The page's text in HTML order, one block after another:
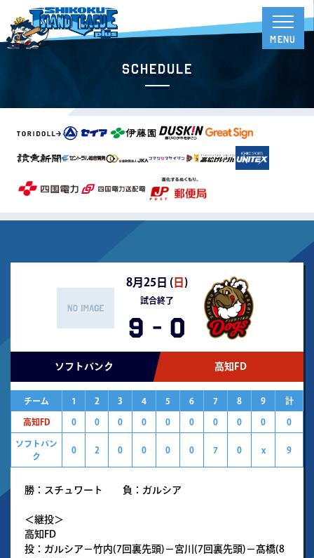
Schedule
8月25日 ( 日 )
試合終了
9 - 0
ソフトバンク 高知FD
チーム 1 2 3 4 5 6 7 8 9 計
高知FD 0 0 0 0 0 0 0 0 0 0
ソフトバン
ク
0 2 0 0 0 0 7 0 x 9
勝：スチュワート 負：ガルシア
＜継投＞
高知FD
投：ガルシア－竹内(7回裏先頭)－宮川(7回裏先頭)－髙橋(8